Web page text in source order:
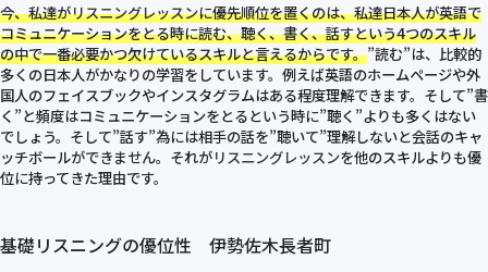
今、私達がリスニングレッスンに優先順位を置くのは、私達日本人が英語で
コミュニケーションをとる時に読む、聴く、書く、話すという4つのスキル
の中で一番必要かつ欠けているスキルと言えるからです。”読む”は、比較的
多くの日本人がかなりの学習をしています。例えば英語のホームページや外
国人のフェイスブックやインスタグラムはある程度理解できます。そして”書
く”と頻度はコミュニケーションをとるという時に”聴く”よりも多くはない
でしょう。そして”話す”為には相手の話を”聴いて”理解しないと会話のキャ
ッチボールができません。それがリスニングレッスンを他のスキルよりも優
位に持ってきた理由です。
基礎リスニングの優位性 伊勢佐木長者町